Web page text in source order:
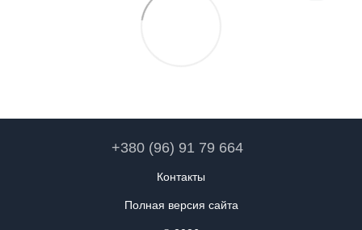
+380 (96) 91 79 664
Контакты
Полная версия сайта